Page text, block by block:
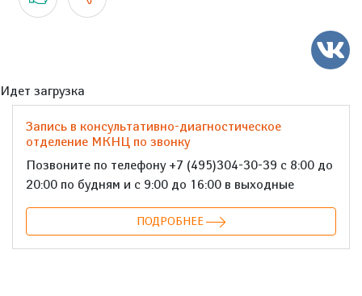
Идет загрузка
Запись в консультативно-диагностическое
отделение МКНЦ по звонку
Позвоните по телефону +7 (495)304-30-39 с 8:00 до
20:00 по будням и с 9:00 до 16:00 в выходные
ПОДРОБНЕЕ